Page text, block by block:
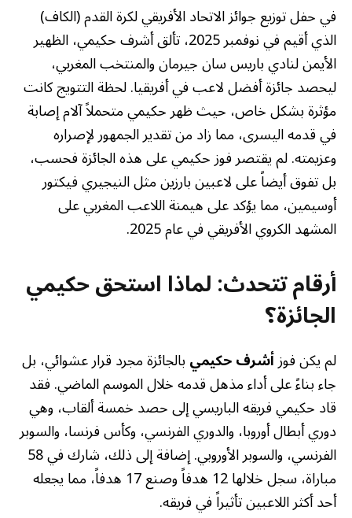
في حفل توزيع جوائز الاتحاد الأفريقي لكرة القدم (الكاف)
الذي أقيم في نوفمبر 2025، تألق أشرف حكيمي، الظهير
الأيمن لنادي باريس سان جيرمان والمنتخب المغربي،
ليحصد جائزة أفضل لاعب في أفريقيا. لحظة التتويج كانت
مؤثرة بشكل خاص، حيث ظهر حكيمي متحملاً آلام إصابة
في قدمه اليسرى، مما زاد من تقدير الجمهور لإصراره
وعزيمته. لم يقتصر فوز حكيمي على هذه الجائزة فحسب،
بل تفوق أيضاً على لاعبين بارزين مثل النيجيري فيكتور
أوسيمين، مما يؤكد على هيمنة اللاعب المغربي على
المشهد الكروي الأفريقي في عام 2025.
أرقام تتحدث: لماذا استحق حكيمي
الجائزة؟
لم يكن فوزأشرف حكيميبالجائزة مجرد قرار عشوائي، بل
جاء بناءً على أداء مذهل قدمه خلال الموسم الماضي. فقد
قاد حكيمي فريقه الباريسي إلى حصد خمسة ألقاب، وهي
دوري أبطال أوروبا، والدوري الفرنسي، وكأس فرنسا، والسوبر
الفرنسي، والسوبر الأوروبي. إضافة إلى ذلك، شارك في 58
مباراة، سجل خلالها 12 هدفاً وصنع 17 هدفاً، مما يجعله
أحد أكثر اللاعبين تأثيراً في فريقه.